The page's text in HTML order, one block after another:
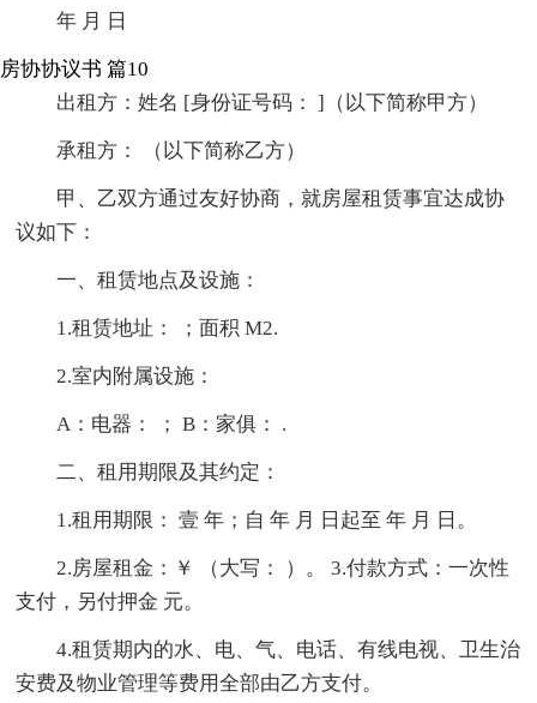
年 月 日
房协协议书 篇10
出租方：姓名 [身份证号码： ]（以下简称甲方）
承租方： （以下简称乙方）
甲、乙双方通过友好协商，就房屋租赁事宜达成协
议如下：
一、租赁地点及设施：
1.租赁地址： ；面积 M2.
2.室内附属设施：
A：电器： ； B：家俱： .
二、租用期限及其约定：
1.租用期限： 壹 年；自 年 月 日起至 年 月 日。
2.房屋租金：￥ （大写： ）。 3.付款方式：一次性
支付，另付押金 元。
4.租赁期内的水、电、气、电话、有线电视、卫生治
安费及物业管理等费用全部由乙方支付。